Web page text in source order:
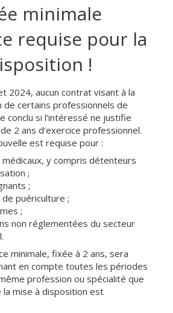
minimale
requise pour la
!
2024, aucun contrat visant à la
de certains professionnels de
conclu si l’intéressé ne justifie
2 ans d’exercice professionnel.
est requise pour :
médicaux, y compris détenteurs
;
;
puériculture ;
;
non réglementées du secteur
minimale, fixée à 2 ans, sera
en compte toutes les périodes
profession ou spécialité que
la mise à disposition est